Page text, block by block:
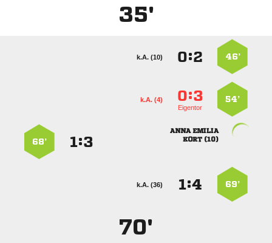
35'
46’
:
k.A. (10)
54’
:
Eigentor
k.A. (4)
 
 
:
68’
69’
:
k.A. (36)
70'